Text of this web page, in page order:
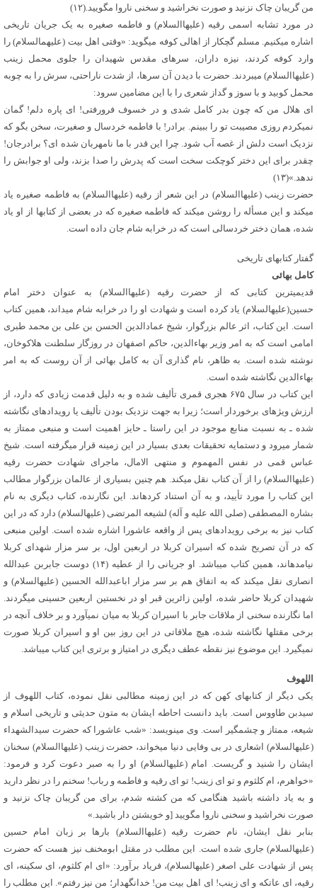
من گریبان چاک نزنید و صورت نخراشید و سخنی ناروا مگویید.(۱۲)
در مورد تشابه اسمی رقیه (علیهاالسلام) و فاطمه صغیره به یک جریان تاریخی
اشاره می‏کنیم. مسلم گچ‏کار از اهالی کوفه می‏گوید: «وقتی اهل بیت (علیهم‏السلام) را
وارد کوفه کردند، نیزه داران، سرهای مقدس شهیدان را جلوی محمل زینب
(علیهاالسلام) می‏بردند. حضرت با دیدن آن سرها، از شدت ناراحتی، سرش را به چوبه
محمل کوبید و با سوز و گداز شعری را با این مضامین سرود:
ای هلال من که چون بدر کامل شدی و در خسوف فرورفتی! ای پاره دلم! گمان
نمی‏کردم روزی مصیبت تو را ببینم. برادر! با فاطمه خردسال و صغیرت، سخن بگو که
نزدیک است دلش از غصه آب شود. چرا این قدر با ما نامهربان شده ‏ای؟ برادرجان!
چقدر برای این دختر کوچکت سخت است که پدرش را صدا بزند، ولی او جوابش را
ندهد.»(۱۳)
حضرت زینب (علیهاالسلام) در این شعر از رقیه (علیهاالسلام) به فاطمه صغیره یاد
می‏کند و این مسأله را روشن می‏کند که فاطمه صغیره که در بعضی از کتاب‏ها از او یاد
شده، همان دختر خردسالی است که در خرابه شام جان داده است.
گفتار کتاب‏های تاریخی
کامل بهائی
قدیمی‏ترین کتابی که از حضرت رقیه (علیهاالسلام) به عنوان دختر امام
حسین(علیه‏السلام) یاد کرده است و شهادت او را در خرابه شام می‏داند، همین کتاب
است. این کتاب، اثر عالم بزرگوار، شیخ عمادالدین الحسن بن علی بن محمد طبری
امامی است که به امر وزیر بهاءالدین، حاکم اصفهان در روزگار سلطنت هلاکوخان،
نوشته شده است. به ظاهر، نام گذاری آن به کامل بهائی از آن روست که به امر
بهاءالدین نگاشته شده است.
این کتاب در سال ۶۷۵ هجری قمری تألیف شده و به دلیل قدمت زیادی که دارد، از
ارزش ویژه‏ای برخوردار است؛ زیرا به جهت نزدیک بودن تألیف یا رویدادهای نگاشته
شده ـ به نسبت منابع موجود در این راستا ـ حایز اهمیت است و منبعی ممتاز به
شمار می‏رود و دستمایه تحقیقات بعدی بسیار در این زمینه قرار می‏گرفته است. شیخ
عباس قمی در نفس المهموم و منتهی الامال، ماجرای شهادت حضرت رقیه
(علیهاالسلام) را از آن کتاب نقل می‏کند. هم چنین بسیاری از عالمان بزرگوار مطالب
این کتاب را مورد تأیید، و به آن استناد کرده‏اند. این نگارنده، کتاب دیگری به نام
بشاره ‏المصطفی (صلی ‏الله ‏علیه ‏و آله) لشیعه المرتضی (علیه‏السلام) دارد که در این
کتاب نیز به برخی رویدادهای پس از واقعه عاشورا اشاره شده است. اولین منبعی
که در آن تصریح شده که اسیران کربلا در اربعین اول، بر سر مزار شهدای کربلا
نیامده‏اند، همین کتاب می‏باشد. او جریانی را از عطیه (۱۴) دوست جابربن عبدالله
انصاری نقل می‏کند که به اتفاق هم بر سر مزار اباعبدالله الحسین (علیه‏السلام) و
شهیدان کربلا حاضر شده، اولین زائرین قبر او در نخستین اربعین حسینی می‏گردند.
اما نگارنده سخنی از ملاقات جابر با اسیران کربلا به میان نمی‏آورد و بر خلاف آنچه در
برخی مقتل‏ها نگاشته شده، هیچ ملاقاتی در این روز بین او و اسیران کربلا صورت
نمی‏گیرد. این موضوع نیز نقطه عطف دیگری در امتیاز و برتری این کتاب می‏باشد.
اللهوف
یکی دیگر از کتاب‏های کهن که در این زمینه مطالبی نقل نموده، کتاب اللهوف از
سیدبن طاووس است. باید دانست احاطه ایشان به متون حدیثی و تاریخی اسلام و
شیعه، ممتاز و چشم‏گیر است. وی می‏نویسد: «شب عاشورا که حضرت سیدالشهداء
(علیه‏السلام) اشعاری در بی وفایی دنیا می‏خواند، حضرت زینب (علیهاالسلام) سخنان
ایشان را شنید و گریست. امام (علیه‏السلام) او را به صبر دعوت کرد و فرمود:
«خواهرم، ام کلثوم و تو ای زینب! تو ای رقیه و فاطمه و رباب! سخنم را در نظر دارید
و به یاد داشته باشید هنگامی که من کشته شدم، برای من گریبان چاک نزنید و
صورت نخراشید و سخنی ناروا مگویید [و خویشتن دار باشید.»
بنابر نقل ایشان، نام حضرت رقیه (علیهاالسلام) بارها بر زبان امام حسین
(علیه‏السلام) جاری شده است. این مطلب در مقتل ابومخنف نیز هست که حضرت
پس از شهادت علی اصغر (علیه‏السلام)، فریاد برآورد: «ای ام کلثوم، ای سکینه، ای
رقیه، ای عاتکه و ای زینب! ای اهل بیت من! خدانگهدار؛ من نیز رفتم». این مطلب را